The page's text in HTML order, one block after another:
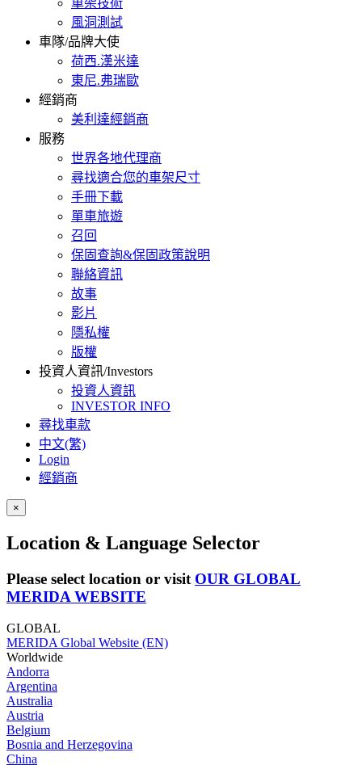
車架技術
風洞測試
車隊/品牌大使
荷西.漢米達
東尼.弗瑞歐
經銷商
美利達經銷商
服務
世界各地代理商
尋找適合您的車架尺寸
手冊下載
單車旅遊
召回
保固查詢&保固政策說明
聯絡資訊
故事
影片
隱私權
版權
投資人資訊/Investors
投資人資訊
INVESTOR INFO
尋找車款
中文(繁)
Login
經銷商
×
Location & Language Selector
Please select location or visit OUR GLOBAL
MERIDA WEBSITE
GLOBAL
MERIDA Global Website (EN)
Worldwide
Andorra
Argentina
Australia
Austria
Belgium
Bosnia and Herzegovina
China